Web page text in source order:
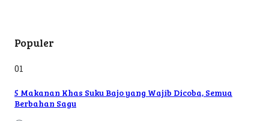
Populer
01
5 Makanan Khas Suku Bajo yang Wajib Dicoba, Semua
Berbahan Sagu